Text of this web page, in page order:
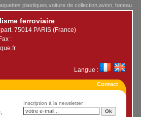
plastiques,voiture de collection,avion, bateau
ferroviaire
75014 PARIS (France)
:
Langue :
Contact
Inscription à la newsletter :